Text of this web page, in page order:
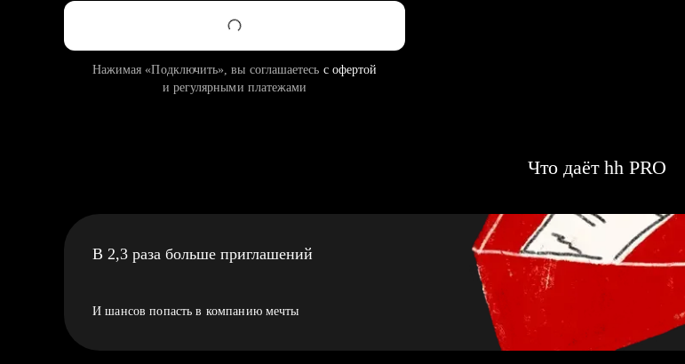
Нажимая «Подключить», вы соглашаетесь с офертой
и регулярными платежами
Что даёт hh PRO
В 2,3 раза больше приглашений
И шансов попасть в компанию мечты